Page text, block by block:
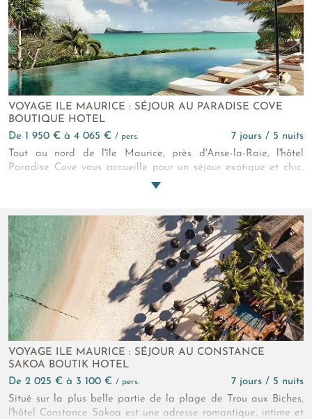
diamond, où chaque détail célèbre votre bien-être.
VOYAGE ILE MAURICE : SÉJOUR AU PARADISE COVE
BOUTIQUE HOTEL
de 1 950 € à 4 065 € / pers.
7 jours / 5 nuits
Tout au nord de l'île Maurice, près d'Anse-la-Raie, l'hôtel
Paradise Cove vous accueille pour un séjour exotique et chic.
L'hôtel, réservé aux adultes, abrite une magnifique plage de
disséminés ajoutent une touche romantique à vos vacances.
VOYAGE ILE MAURICE : SÉJOUR AU CONSTANCE
SAKOA BOUTIK HOTEL
de 2 025 € à 3 100 € / pers.
7 jours / 5 nuits
Situé sur la plus belle partie de la plage de Trou aux Biches,
l'hôtel Constance Sakoa est une adresse romantique, intime et